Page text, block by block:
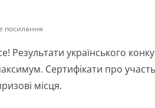
посилання
Результати українського
Сертифікати про
місця.